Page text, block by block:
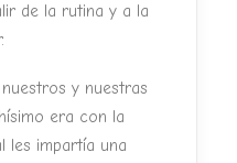
de la rutina y a la
y nuestras
era con la
les impartía una